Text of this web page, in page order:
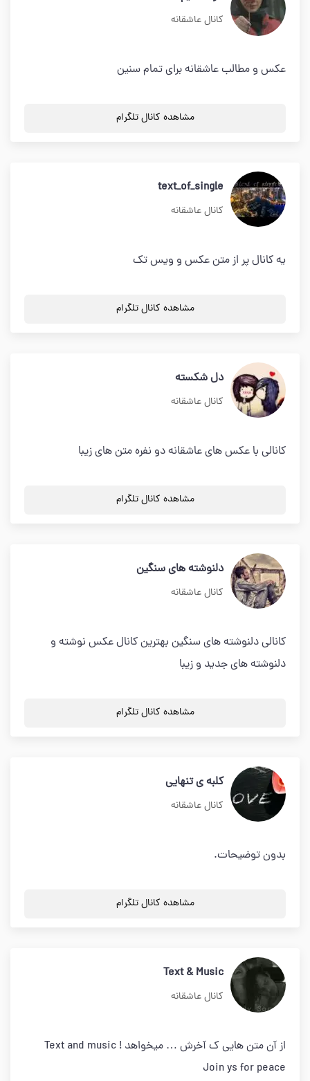
کانال عاشقانه
عکس و مطالب عاشقانه برای تمام سنین
مشاهده کانال تلگرام
text_of_single
کانال عاشقانه
یه کانال پر از متن عکس و ویس تک
مشاهده کانال تلگرام
دل شکسته
کانال عاشقانه
کانالی با عکس های عاشقانه دو نفره متن های زیبا
مشاهده کانال تلگرام
دلنوشته های سنگین
کانال عاشقانه
کانالی دلنوشته های سنگین بهترین کانال عکس نوشته و
دلنوشته های جدید و زیبا
مشاهده کانال تلگرام
کلبه ی تنهایی
کانال عاشقانه
بدون توضیحات.
مشاهده کانال تلگرام
Text & Music
کانال عاشقانه
از آن متن هایی ک آخرش … میخواهد ! Text and music
Join ys for peace